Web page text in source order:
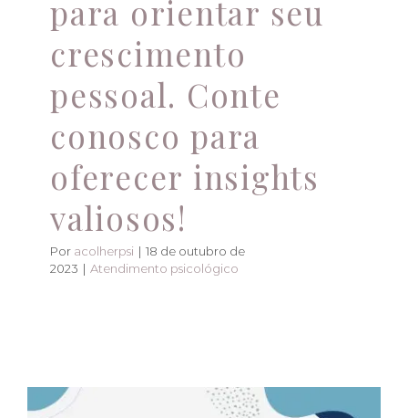
para orientar seu
crescimento
pessoal. Conte
conosco para
oferecer insights
valiosos!
Por acolherpsi | 18 de outubro de
2023 | Atendimento psicológico